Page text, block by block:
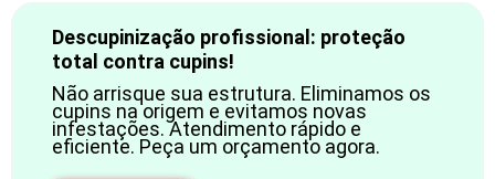
Descupinização profissional: proteção
total contra cupins!
Não arrisque sua estrutura. Eliminamos os
cupins na origem e evitamos novas
infestações. Atendimento rápido e
eficiente. Peça um orçamento agora.